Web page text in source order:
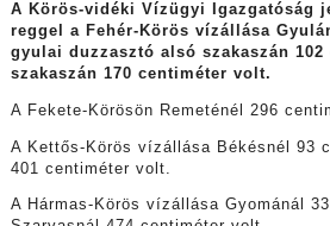
A Körös-vidéki Vízügyi Igazgatóság
reggel a Fehér-Körös vízállása
gyulai duzzasztó alsó szakaszán
szakaszán 170 centiméter volt.
A Fekete-Körösön Remeténél 296
A Kettős-Körös vízállása Békésnél 93
401 centiméter volt.
A Hármas-Körös vízállása Gyománál